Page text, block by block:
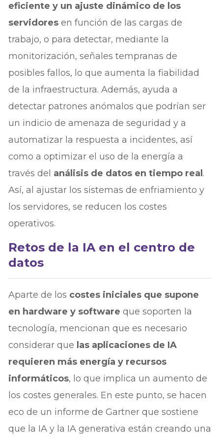
eficiente y un ajuste dinámico de los
servidores en función de las cargas de
trabajo, o para detectar, mediante la
monitorización, señales tempranas de
posibles fallos, lo que aumenta la fiabilidad
de la infraestructura. Además, ayuda a
detectar patrones anómalos que podrían ser
un indicio de amenaza de seguridad y a
automatizar la respuesta a incidentes, así
como a optimizar el uso de la energía a
través del análisis de datos en tiempo real .
Así, al ajustar los sistemas de enfriamiento y
los servidores, se reducen los costes
operativos.
Retos de la IA en el centro de
datos
Aparte de los costes iniciales que supone
en hardware y software que soporten la
tecnología, mencionan que es necesario
considerar que las aplicaciones de IA
requieren más energía y recursos
informáticos, lo que implica un aumento de
los costes generales. En este punto, se hacen
eco de un informe de Gartner que sostiene
que la IA y la IA generativa están creando una